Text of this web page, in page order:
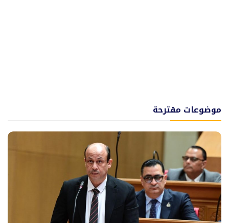
موضوعات مقترحة